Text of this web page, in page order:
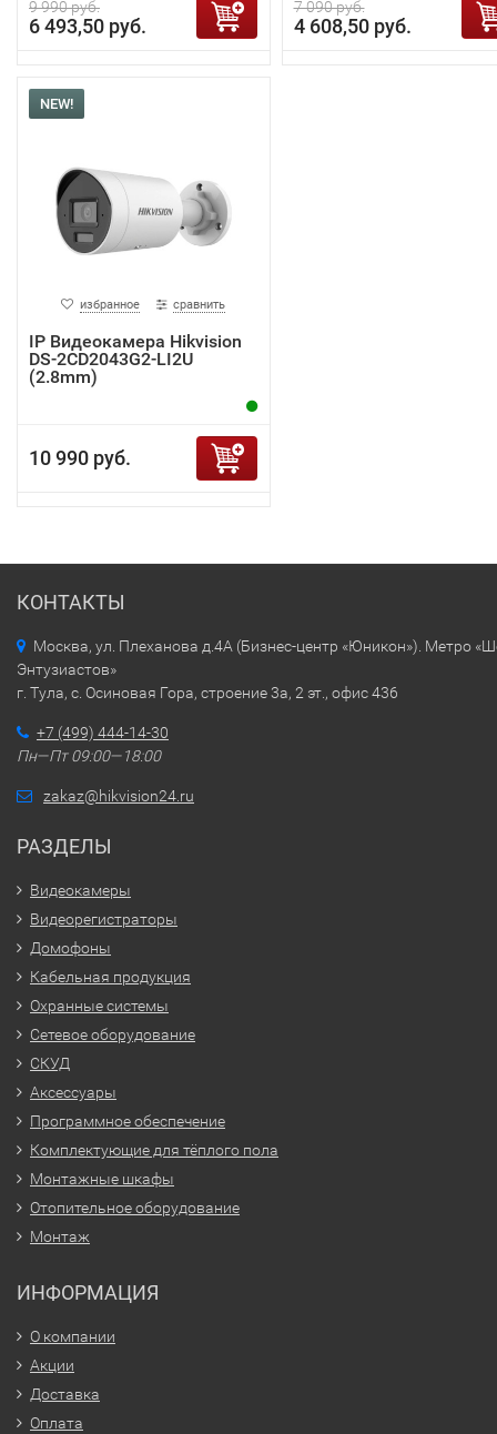
9 990 руб.
6 493,50 руб.
7 090 руб.
4 608,50 руб.
NEW!
избранное сравнить
IP Видеокамера Hikvision
DS-2CD2043G2-LI2U
(2.8mm)
10 990 руб.
КОНТАКТЫ
Москва, ул. Плеханова д.4А (Бизнес-центр «Юникон»). Метро
Энтузиастов»
г. Тула, с. Осиновая Гора, строение 3а, 2 эт., офис 436
+7 (499) 444-14-30
Пн—Пт 09:00—18:00
zakaz@hikvision24.ru
РАЗДЕЛЫ
Видеокамеры
Видеорегистраторы
Домофоны
Кабельная продукция
Охранные системы
Сетевое оборудование
СКУД
Аксессуары
Программное обеспечение
Комплектующие для тёплого пола
Монтажные шкафы
Отопительное оборудование
Монтаж
ИНФОРМАЦИЯ
О компании
Акции
Доставка
Оплата